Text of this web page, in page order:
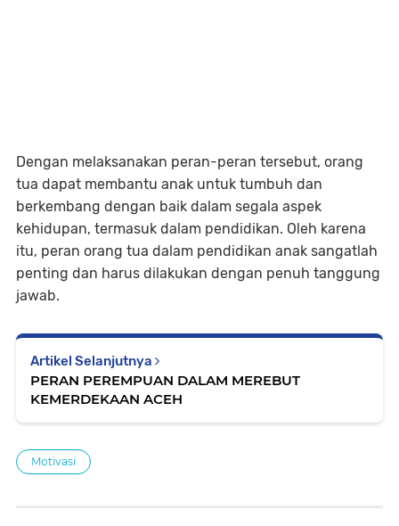
Dengan melaksanakan peran-peran tersebut, orang
tua dapat membantu anak untuk tumbuh dan
berkembang dengan baik dalam segala aspek
kehidupan, termasuk dalam pendidikan. Oleh karena
itu, peran orang tua dalam pendidikan anak sangatlah
penting dan harus dilakukan dengan penuh tanggung
jawab.
Artikel Selanjutnya
PERAN PEREMPUAN DALAM MEREBUT
KEMERDEKAAN ACEH
Motivasi